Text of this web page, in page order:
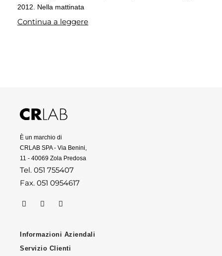
2012. Nella mattinata
Continua a leggere
È un marchio di
CRLAB SPA - Via Benini,
11 - 40069 Zola Predosa
Tel. 051 755407
Fax. 051 0954617
Informazioni Aziendali
Servizio Clienti